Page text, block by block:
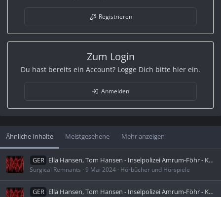
Registrieren
Zum Login
Du hast bereits ein Account? Logge Dich bitte hier ein.
Anmelden
Ähnliche Inhalte Meistgesehene Mehr anzeigen
GER Ella Hansen, Tom Hansen - Inselpolizei Amrum-Föhr - Küstenkrimi Nordsee 01 - 07 (Ungekürzt)
Surgical Remnants 9 Mai 2024 Hörbücher und Hörspiele
GER Ella Hansen, Tom Hansen - Inselpolizei Amrum-Föhr - Küstenkrimi Nordsee 07 - Nordfalle (Ungekürzt)